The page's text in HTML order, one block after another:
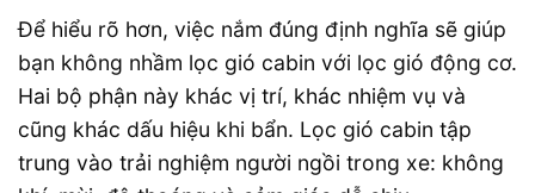
Để hiểu rõ hơn, việc nắm đúng định nghĩa sẽ giúp
bạn không nhầm lọc gió cabin với lọc gió động cơ.
Hai bộ phận này khác vị trí, khác nhiệm vụ và
cũng khác dấu hiệu khi bẩn. Lọc gió cabin tập
trung vào trải nghiệm người ngồi trong xe: không